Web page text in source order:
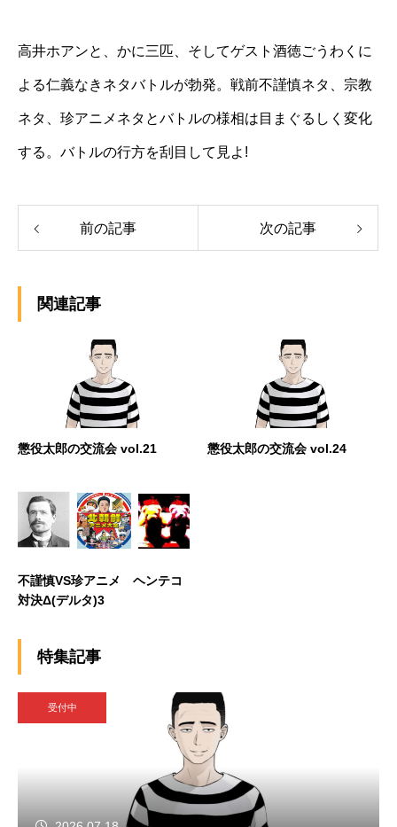
高井ホアンと、かに三匹、そしてゲスト酒徳ごうわくに
よる仁義なきネタバトルが勃発。戦前不謹慎ネタ、宗教
ネタ、珍アニメネタとバトルの様相は目まぐるしく変化
する。バトルの行方を刮目して見よ!
前の記事 次の記事
関連記事
懲役太郎の交流会 vol.21 懲役太郎の交流会 vol.24
不謹慎VS珍アニメ ヘンテコ
対決Δ(デルタ)3
特集記事
受付中